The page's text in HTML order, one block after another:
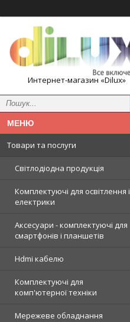
Интернет-магазин «Dilux»
Товари та послуги
Світлодіодна продукція
Комплектуючі для освітлення і
електрики
Аксесуари - комплектуючі для
смартфонів і планшетів
Hdmi кабелю
Комплектуючі для
комп'ютерної техніки
Мережеве обладнання